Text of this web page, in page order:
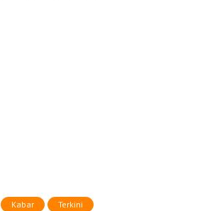
Kabar Terkini